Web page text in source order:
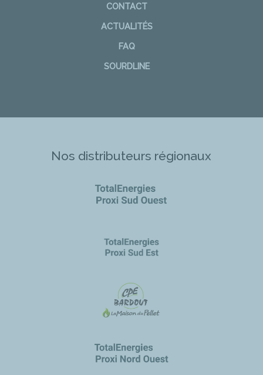
CONTACT
ACTUALITÉS
FAQ
SOURDLINE
Nos distributeurs régionaux